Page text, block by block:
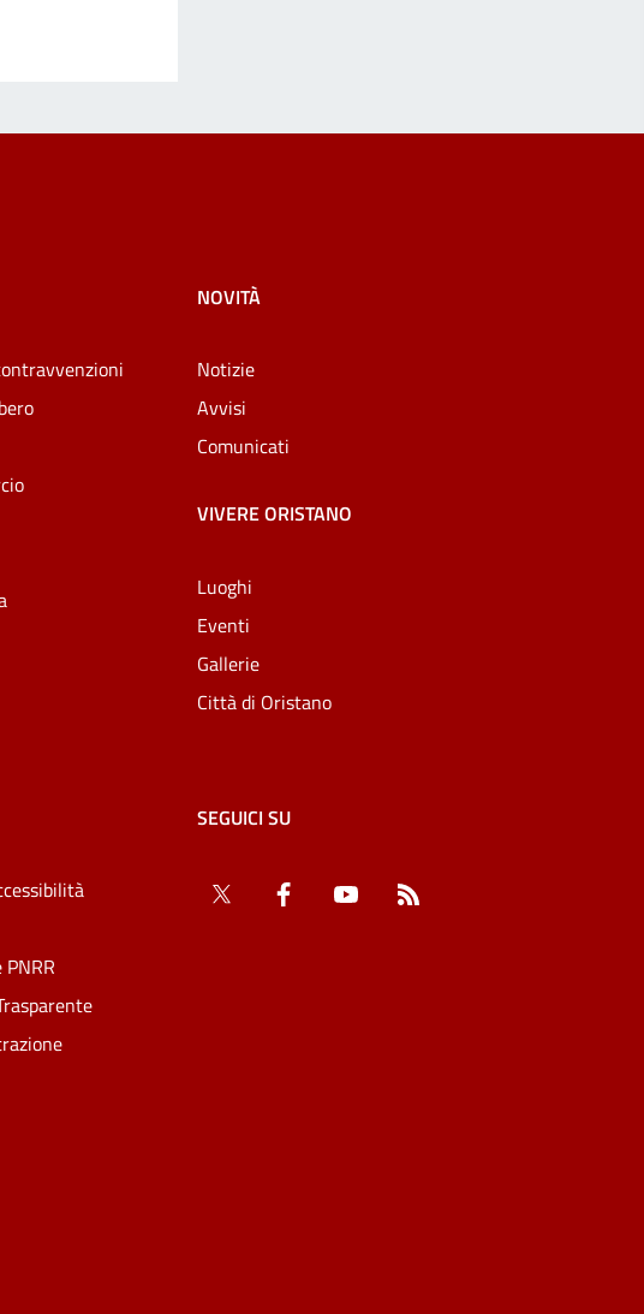
NOVITÀ
Notizie
Avvisi
Comunicati
VIVERE ORISTANO
Luoghi
Eventi
Gallerie
Città di Oristano
SEGUICI SU
Twitter Facebook YouTube